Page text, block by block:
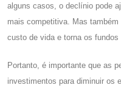
alguns casos, o declínio pode
mais competitiva. Mas
custo de vida e torna os fundos
Portanto, é importante que as
investimentos para diminuir os